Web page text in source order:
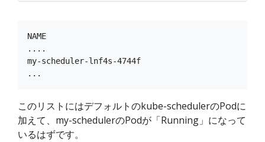
NAME                                           READY
....
my-scheduler-lnf4s-4744f                       1/
このリストにはデフォルトのkube-schedulerのPodに
加えて、my-schedulerのPodが「Running」になって
いるはずです。